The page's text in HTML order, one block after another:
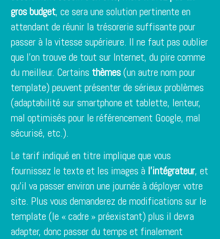
gros budget, ce sera une solution pertinente en
attendant de réunir la trésorerie suffisante pour
passer à la vitesse supérieure. Il ne faut pas oublier
que l’on trouve de tout sur Internet, du pire comme
du meilleur. Certains thèmes(un autre nom pour
template) peuvent présenter de sérieux problèmes
(adaptabilité sur smartphone et tablette, lenteur,
mal optimisés pour le référencement Google, mal
sécurisé, etc.).
Le tarif indiqué en titre implique que vous
fournissez le texte et les images à l’intégrateur, et
qu’il va passer environ une journée à déployer votre
site. Plus vous demanderez de modifications sur le
template (le « cadre » préexistant) plus il devra
adapter, donc passer du temps et finalement